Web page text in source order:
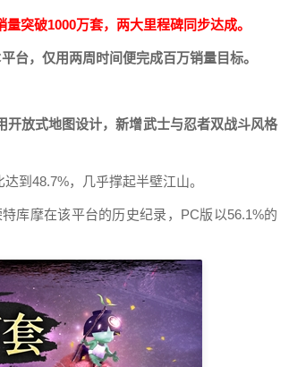
突破1000万套，两大里程碑同步达成。
台，仅用两周时间便完成百万销量目标。
开放式地图设计，新增武士与忍者双战斗风格
到48.7%，几乎撑起半壁江山。
库摩在该平台的历史纪录，PC版以56.1%的